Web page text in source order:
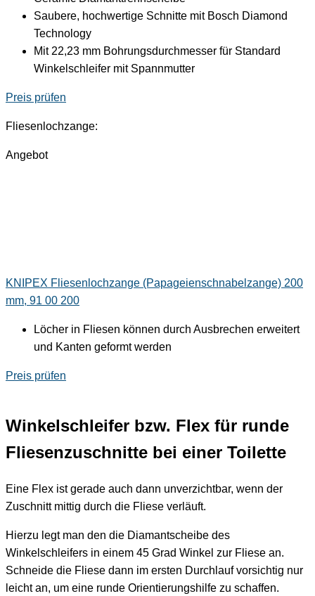
Saubere, hochwertige Schnitte mit Bosch Diamond
Technology
Mit 22,23 mm Bohrungsdurchmesser für Standard
Winkelschleifer mit Spannmutter
Preis prüfen
Fliesenlochzange:
Angebot
KNIPEX Fliesenlochzange (Papageienschnabelzange) 200
mm, 91 00 200
Löcher in Fliesen können durch Ausbrechen erweitert
und Kanten geformt werden
Preis prüfen
Winkelschleifer bzw. Flex für runde
Fliesenzuschnitte bei einer Toilette
Eine Flex ist gerade auch dann unverzichtbar, wenn der
Zuschnitt mittig durch die Fliese verläuft.
Hierzu legt man den die Diamantscheibe des
Winkelschleifers in einem 45 Grad Winkel zur Fliese an.
Schneide die Fliese dann im ersten Durchlauf vorsichtig nur
leicht an, um eine runde Orientierungshilfe zu schaffen.